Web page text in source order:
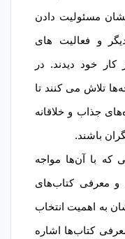
مسئولیت دادن
و فعالیت های
کار خود دیدند. در
تلاش می کنند تا
جذاب و خلاقانه
باشند.
که با آن‌ها مواجه
و معرفی کتاب‌های
به اهمیت انتخاب
کتاب‌ها اشاره